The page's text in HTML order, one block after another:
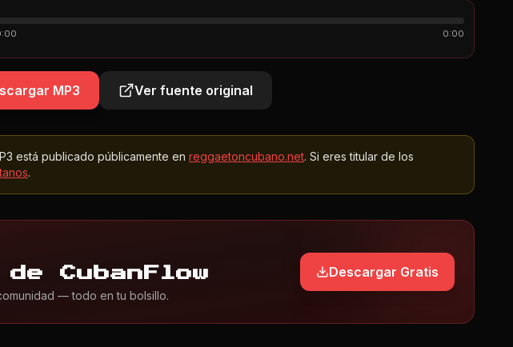
0:00
MP3 Ver fuente original
está publicado públicamente en reggaetoncubano.net. Si eres titular de los
.
CubanFlow
— todo en tu bolsillo.
Descargar Gratis